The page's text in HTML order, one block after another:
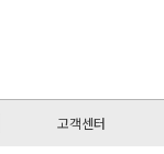
고객센터